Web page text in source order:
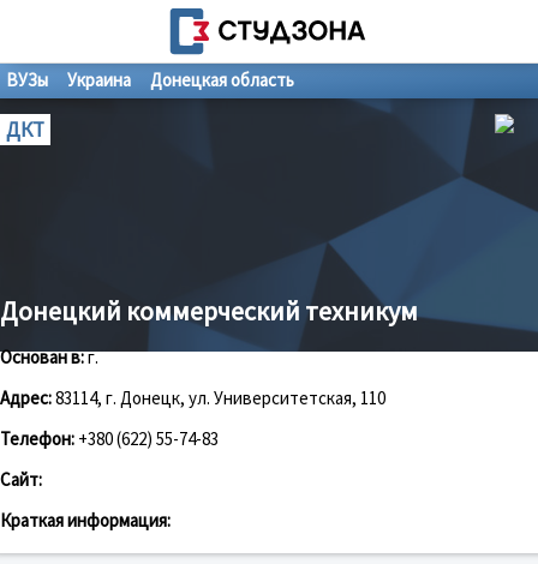
ВУЗы Украина Донецкая область
ДКТ
Донецкий коммерческий техникум
Основан в:г.
Адрес:83114, г. Донецк, ул. Университетская, 110
Телефон: +380 (622) 55-74-83
Сайт:
Краткая информация: